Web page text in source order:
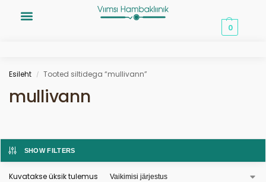
0
Esileht / Tooted siltidega “mullivann”
mullivann
SHOW FILTERS
Kuvatakse üksik tulemus